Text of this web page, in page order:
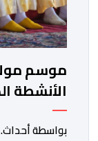
موسم
الأنشطة
الروحي
بواسطة